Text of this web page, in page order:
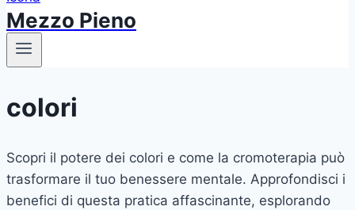
Mezzo Pieno
colori
Scopri il potere dei colori e come la cromoterapia può
trasformare il tuo benessere mentale. Approfondisci i
benefici di questa pratica affascinante, esplorando